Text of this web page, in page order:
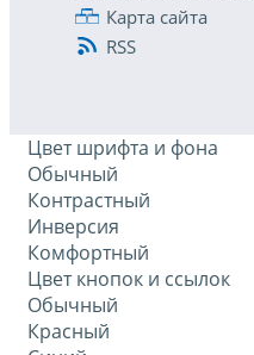
Карта сайта
RSS
Цвет шрифта и фона
Обычный
Контрастный
Инверсия
Комфортный
Цвет кнопок и ссылок
Обычный
Красный